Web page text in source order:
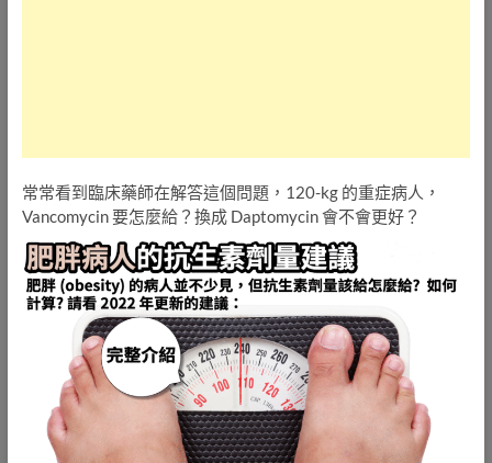
常常看到臨床藥師在解答這個問題，120-kg 的重症病人，
Vancomycin 要怎麼給？換成 Daptomycin 會不會更好？